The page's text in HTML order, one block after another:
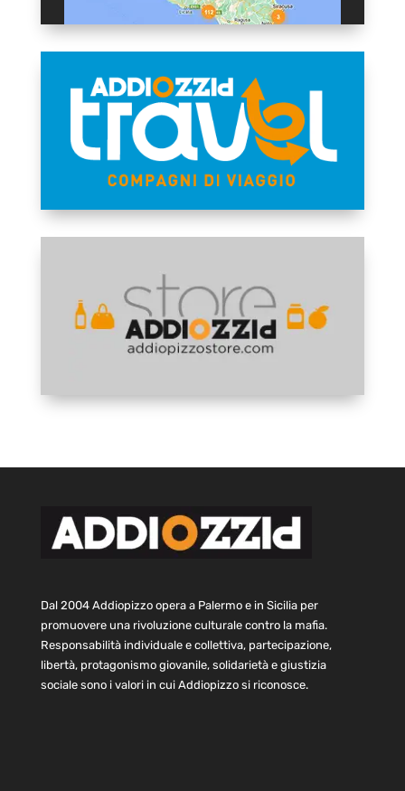
Dal 2004 Addiopizzo opera a Palermo e in Sicilia per
promuovere una rivoluzione culturale contro la mafia.
Responsabilità individuale e collettiva, partecipazione,
libertà, protagonismo giovanile, solidarietà e giustizia
sociale sono i valori in cui Addiopizzo si riconosce.